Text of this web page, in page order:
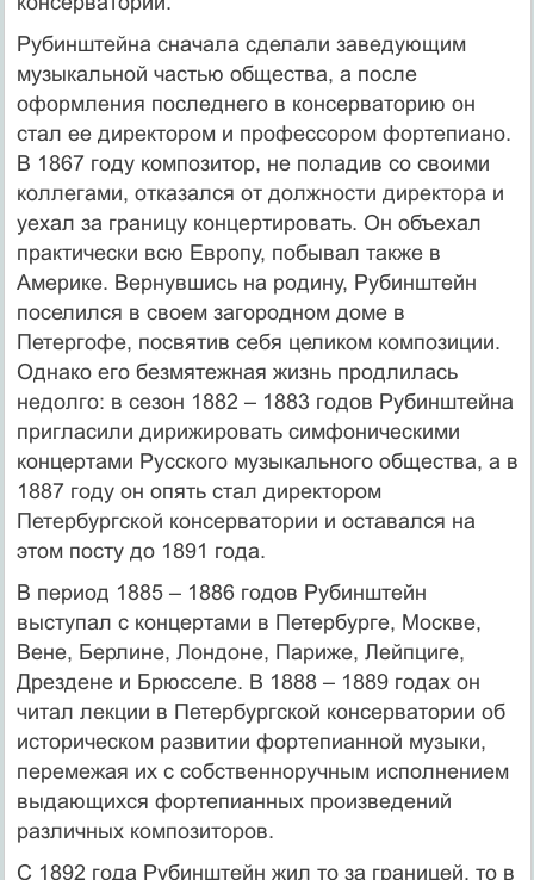
Рубинштейна сначала сделали заведующим
музыкальной частью общества, а после
оформления последнего в консерваторию он
стал ее директором и профессором фортепиано.
В 1867 году композитор, не поладив со своими
коллегами, отказался от должности директора и
уехал за границу концертировать. Он объехал
практически всю Европу, побывал также в
Америке. Вернувшись на родину, Рубинштейн
поселился в своем загородном доме в
Петергофе, посвятив себя целиком композиции.
Однако его безмятежная жизнь продлилась
недолго: в сезон 1882 – 1883 годов Рубинштейна
пригласили дирижировать симфоническими
концертами Русского музыкального общества, а в
1887 году он опять стал директором
Петербургской консерватории и оставался на
этом посту до 1891 года.
В период 1885 – 1886 годов Рубинштейн
выступал с концертами в Петербурге, Москве,
Вене, Берлине, Лондоне, Париже, Лейпциге,
Дрездене и Брюсселе. В 1888 – 1889 годах он
читал лекции в Петербургской консерватории об
историческом развитии фортепианной музыки,
перемежая их с собственноручным исполнением
выдающихся фортепианных произведений
различных композиторов.
С 1892 года Рубинштейн жил то за границей, то в